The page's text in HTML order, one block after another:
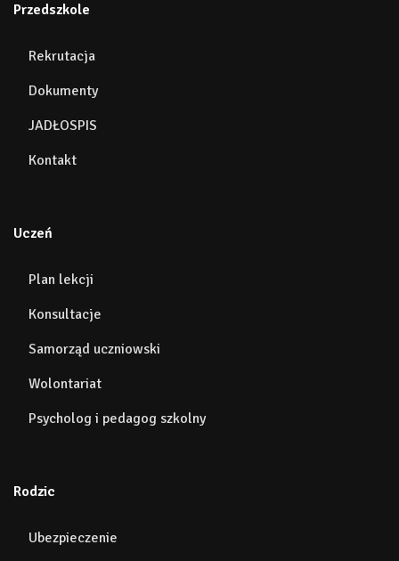
Przedszkole
Rekrutacja
Dokumenty
JADŁOSPIS
Kontakt
Uczeń
Plan lekcji
Konsultacje
Samorząd uczniowski
Wolontariat
Psycholog i pedagog szkolny
Rodzic
Ubezpieczenie